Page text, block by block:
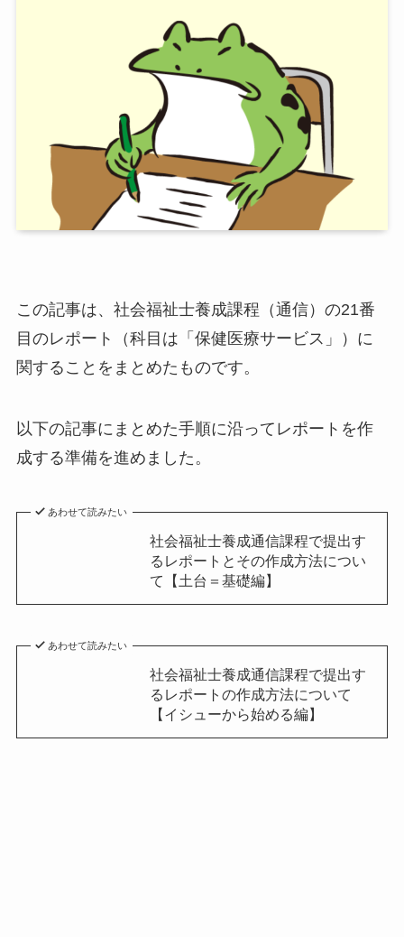
この記事は、社会福祉士養成課程（通信）の21番
目のレポート（科目は「保健医療サービス」）に
関することをまとめたものです。
以下の記事にまとめた手順に沿ってレポートを作
成する準備を進めました。
あわせて読みたい
社会福祉士養成通信課程で提出す
るレポートとその作成方法につい
て【土台＝基礎編】
あわせて読みたい
社会福祉士養成通信課程で提出す
るレポートの作成方法について
【イシューから始める編】